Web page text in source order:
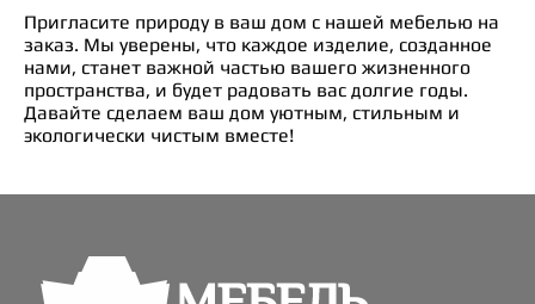
Пригласите природу в ваш дом с нашей мебелью на
заказ. Мы уверены, что каждое изделие, созданное
нами, станет важной частью вашего жизненного
пространства, и будет радовать вас долгие годы.
Давайте сделаем ваш дом уютным, стильным и
экологически чистым вместе!